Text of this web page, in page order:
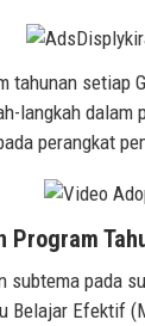
tahunan setiap
langkah dalam
perangkat
Program
subtema pada
Belajar Efektif